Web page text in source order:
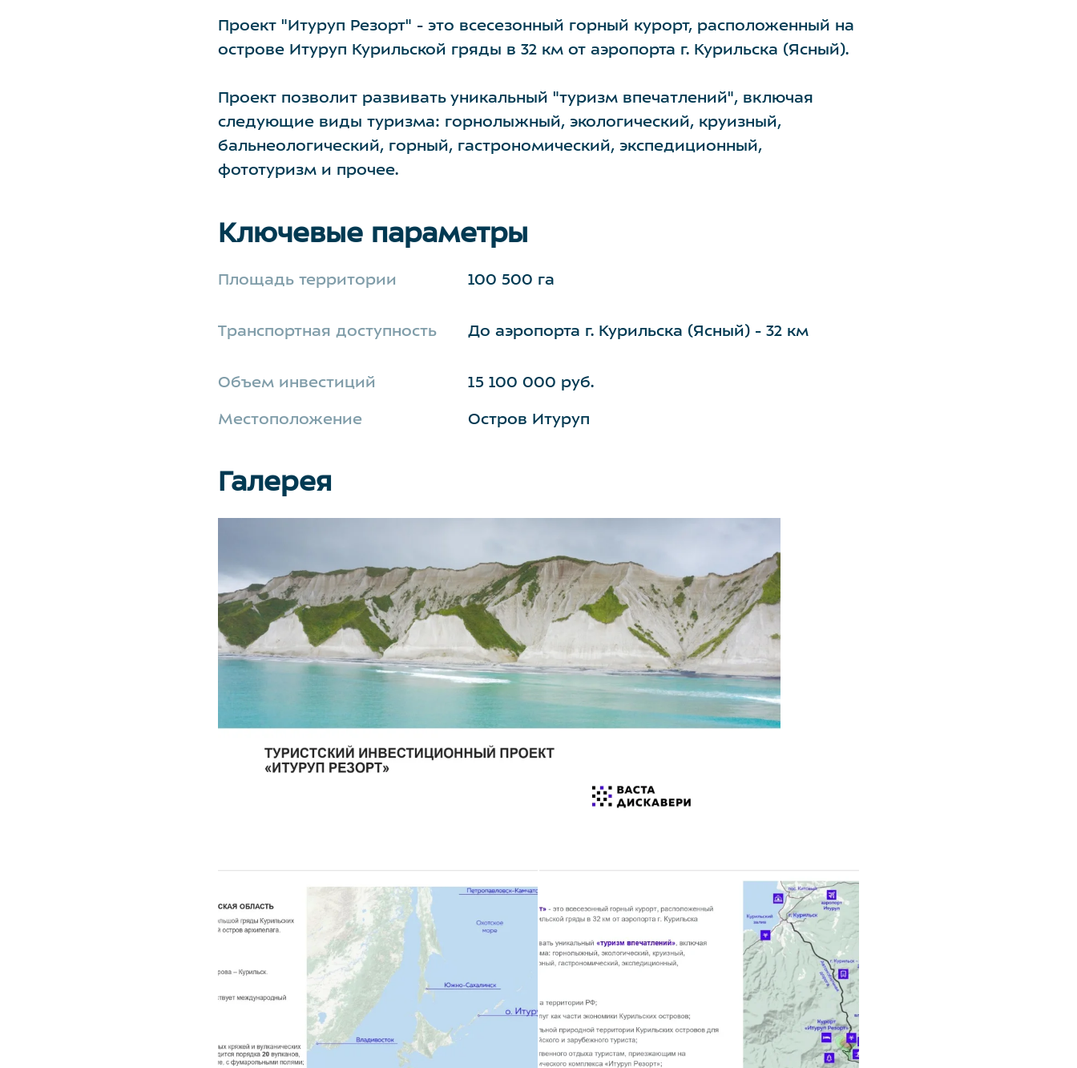
Проект "Итуруп Резорт" - это всесезонный горный курорт, расположенный на
острове Итуруп Курильской гряды в 32 км от аэропорта г. Курильска (Ясный).
Проект позволит развивать уникальный "туризм впечатлений", включая
следующие виды туризма: горнолыжный, экологический, круизный,
бальнеологический, горный, гастрономический, экспедиционный,
фототуризм и прочее.
Ключевые параметры
Площадь территории 100 500 га
Транспортная доступность До аэропорта г. Курильска (Ясный) - 32 км
Объем инвестиций 15 100 000 руб.
Местоположение Остров Итуруп
Галерея